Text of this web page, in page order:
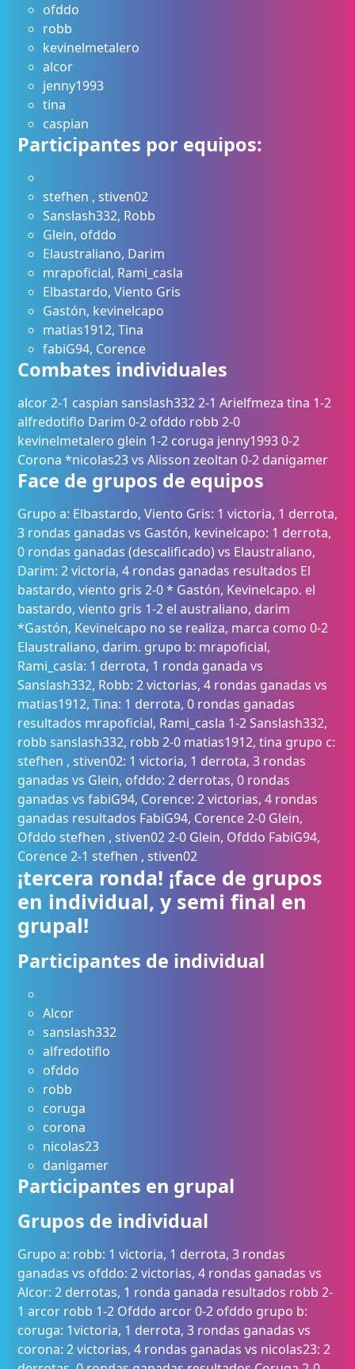
ofddo
robb
kevinelmetalero
alcor
jenny1993
tina
caspian
Participantes por equipos:
stefhen , stiven02
Sanslash332, Robb
Glein, ofddo
Elaustraliano, Darim
mrapoficial, Rami_casla
Elbastardo, Viento Gris
Gastón, kevinelcapo
matias1912, Tina
fabiG94, Corence
Combates individuales
alcor 2-1 caspian sanslash332 2-1 Arielfmeza tina 1-2
alfredotiflo Darim 0-2 ofddo robb 2-0
kevinelmetalero glein 1-2 coruga jenny1993 0-2
Corona *nicolas23 vs Alisson zeoltan 0-2 danigamer
Face de grupos de equipos
Grupo a: Elbastardo, Viento Gris: 1 victoria, 1 derrota,
3 rondas ganadas vs Gastón, kevinelcapo: 1 derrota,
0 rondas ganadas (descalificado) vs Elaustraliano,
Darim: 2 victoria, 4 rondas ganadas resultados El
bastardo, viento gris 2-0 * Gastón, Kevinelcapo. el
bastardo, viento gris 1-2 el australiano, darim
*Gastón, Kevinelcapo no se realiza, marca como 0-2
Elaustraliano, darim. grupo b: mrapoficial,
Rami_casla: 1 derrota, 1 ronda ganada vs
Sanslash332, Robb: 2 victorias, 4 rondas ganadas vs
matias1912, Tina: 1 derrota, 0 rondas ganadas
resultados mrapoficial, Rami_casla 1-2 Sanslash332,
robb sanslash332, robb 2-0 matias1912, tina grupo c:
stefhen , stiven02: 1 victoria, 1 derrota, 3 rondas
ganadas vs Glein, ofddo: 2 derrotas, 0 rondas
ganadas vs fabiG94, Corence: 2 victorias, 4 rondas
ganadas resultados FabiG94, Corence 2-0 Glein,
Ofddo stefhen , stiven02 2-0 Glein, Ofddo FabiG94,
Corence 2-1 stefhen , stiven02
¡tercera ronda! ¡face de grupos
en individual, y semi final en
grupal!
Participantes de individual
Alcor
sanslash332
alfredotiflo
ofddo
robb
coruga
corona
nicolas23
danigamer
Participantes en grupal
Grupos de individual
Grupo a: robb: 1 victoria, 1 derrota, 3 rondas
ganadas vs ofddo: 2 victorias, 4 rondas ganadas vs
Alcor: 2 derrotas, 1 ronda ganada resultados robb 2-
1 arcor robb 1-2 Ofddo arcor 0-2 ofddo grupo b:
coruga: 1victoria, 1 derrota, 3 rondas ganadas vs
corona: 2 victorias, 4 rondas ganadas vs nicolas23: 2